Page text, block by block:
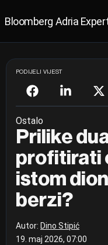
Bloomberg Adria
PODIJELI VIJEST
Ostalo
Prilike
profitirati
istom
berzi?
Autor: Dino Stipić
19. maj 2026, 07:00